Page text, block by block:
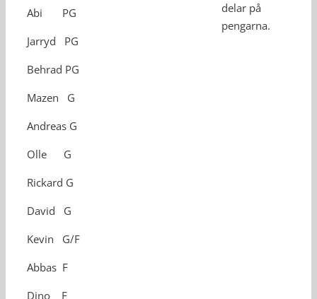
Abi PG
Jarryd PG
Behrad PG
Mazen G
Andreas G
Olle G
Rickard G
David G
Kevin G/F
Abbas F
Dino F
delar på
pengarna.